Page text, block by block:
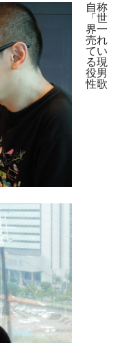
自称
「世
界一
売れ
てい
る現
役男
性歌